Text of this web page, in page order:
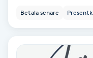
Betala senare